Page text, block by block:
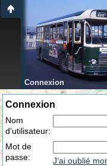
Connexion
Connexion
Nom
d’utilisateur:
Mot de
passe:
J’ai oublié